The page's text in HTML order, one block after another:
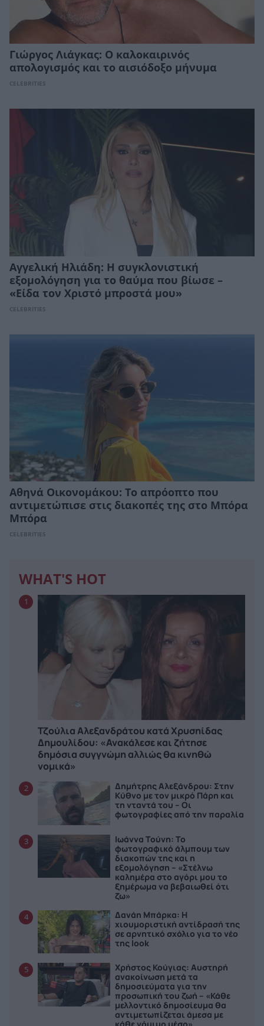
Γιώργος Λιάγκας: Ο καλοκαιρινός
απολογισμός και το αισιόδοξο μήνυμα
CELEBRITIES
Αγγελική Ηλιάδη: Η συγκλονιστική
εξομολόγηση για το θαύμα που βίωσε –
«Είδα τον Χριστό μπροστά μου»
CELEBRITIES
Αθηνά Οικονομάκου: Το απρόοπτο που
αντιμετώπισε στις διακοπές της στο Μπόρα
Μπόρα
CELEBRITIES
WHAT'S HOT
1
Τζούλια Αλεξανδράτου κατά Χρυσηίδας
Δημουλίδου: «Ανακάλεσε και ζήτησε
δημόσια συγγνώμη αλλιώς θα κινηθώ
νομικά»
2
Δημήτρης Αλεξάνδρου: Στην
Κύθνο με τον μικρό Πάρη και
τη νταντά του – Οι
φωτογραφίες από την παραλία
3
Ιωάννα Τούνη: Το
φωτογραφικό άλμπουμ των
διακοπών της και η
εξομολόγηση – «Στέλνω
καλημέρα στο αγόρι μου το
ξημέρωμα να βεβαιωθεί ότι
ζω»
4
Δανάη Μπάρκα: Η
χιουμοριστική αντίδρασή της
σε αρνητικό σχόλιο για το νέο
της look
5
Χρήστος Κούγιας: Αυστηρή
ανακοίνωση μετά τα
δημοσιεύματα για την
προσωπική του ζωή – «Κάθε
μελλοντικό δημοσίευμα θα
αντιμετωπίζεται άμεσα με